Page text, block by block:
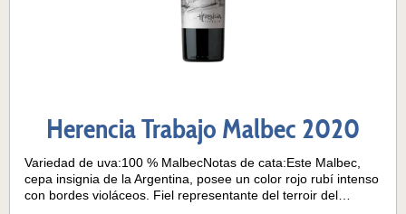
Herencia Trabajo Malbec 2020
Variedad de uva:100 % MalbecNotas de cata:Este Malbec,
cepa insignia de la Argentina, posee un color rojo rubí intenso
con bordes violáceos. Fiel representante del terroir del